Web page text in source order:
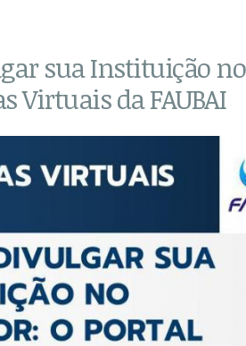
sua Instituição
Virtuais da FAUBAI